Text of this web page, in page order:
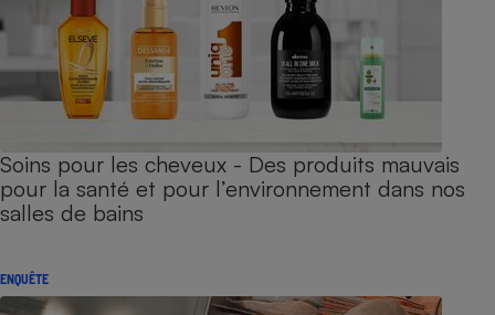
Soins pour les cheveux - Des produits mauvais
pour la santé et pour l’environnement dans nos
salles de bains
ENQUÊTE